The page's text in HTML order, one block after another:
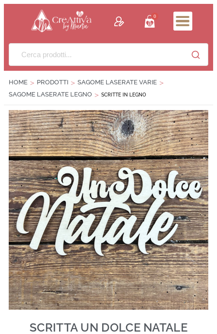
0
HOME > PRODOTTI > SAGOME LASERATE VARIE >
SAGOME LASERATE LEGNO > SCRITTE IN LEGNO
SCRITTA UN DOLCE NATALE